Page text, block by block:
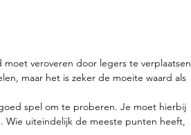
veroveren door legers te verplaatsen
maar het is zeker de moeite waard als
spel om te proberen. Je moet hierbij
Wie uiteindelijk de meeste punten heeft,